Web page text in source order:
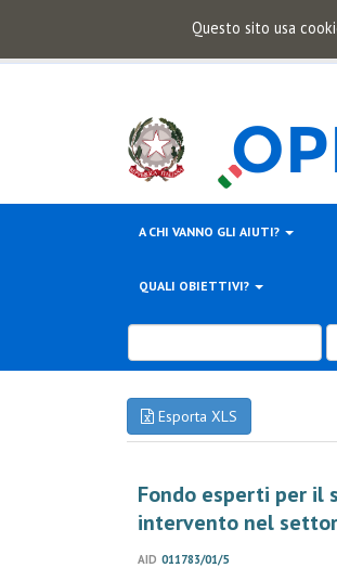
Questo sito usa
A CHI VANNO GLI AIUTI?
QUALI OBIETTIVI?
Esporta XLS
Fondo esperti per il
intervento nel
AID 011783/01/5